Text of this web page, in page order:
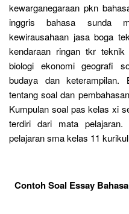
kewarganegaraan pkn
inggris bahasa sunda
kewirausahaan jasa boga
kendaraan ringan tkr
biologi ekonomi geografi
budaya dan keterampilan.
tentang soal dan
Kumpulan soal pas kelas xi
terdiri dari mata
pelajaran sma kelas 11
Contoh Soal Essay